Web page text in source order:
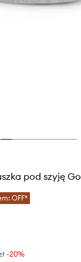
pod szyję Go
OFF*
-20%